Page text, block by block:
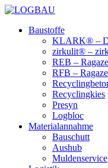
Baustoffe
KLARK® –
zirkulit® –
REB –
RFB –
Recyclingkies
Presyn
Logbloc
Materialannahme
Bauschutt
Aushub
Muldenservice